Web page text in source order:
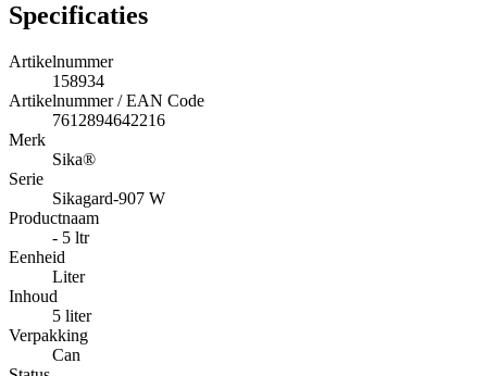
Specificaties
Artikelnummer
158934
Artikelnummer / EAN Code
7612894642216
Merk
Sika®
Serie
Sikagard-907 W
Productnaam
- 5 ltr
Eenheid
Liter
Inhoud
5 liter
Verpakking
Can